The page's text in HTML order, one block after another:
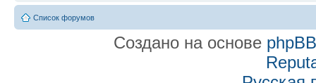
Список форумов
Создано на основе phpBB